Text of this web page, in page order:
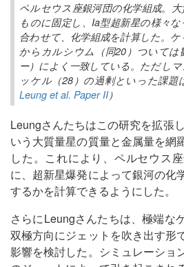
ペルセウス座銀河団の化学組成。
ものに固定し、Ia型超新星の様々
合わせて、化学組成を計算した。ケ
からカルシウム（同20）ついては
ー）によく一致している。ただし
ッケル（28）の過剰といった課題
Leung et al. Paper II）
Leungさんたちはこの研究を拡張
いう大質量星の質量と金属量を網
した。これにより、ペルセウス
に、超新星爆発によって銀河の化
するかを計算できるようにした。
さらにLeungさんたちは、極端な
双極方向にジェットを吹き出す形
影響を検討した。シミュレーショ